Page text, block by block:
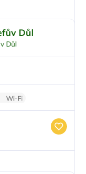
Důl
Důl
Wi-Fi